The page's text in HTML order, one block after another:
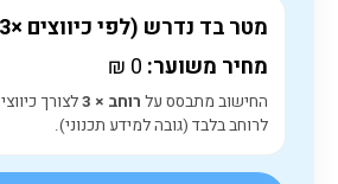
מטר בד נדרש (לפי כיווצים ×3 לרוחב):
מחיר משוער: 0
₪
החישוב מתבסס על רוחב × 3
לצורך
לרוחב בלבד (גובה למידע תכנוני).